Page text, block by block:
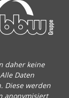
daher keine
Daten
Diese werden
anonymisiert